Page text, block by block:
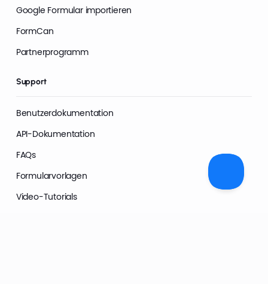
Google Formular importieren
FormCan
Partnerprogramm
Support
Benutzerdokumentation
API-Dokumentation
FAQs
Formularvorlagen
Video-Tutorials